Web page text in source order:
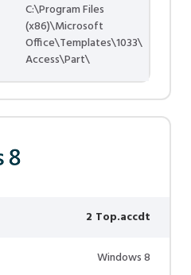
C:\Program Files
(x86)\Microsoft
Office\Templates\1033\
Access\Part\
2 Top.accdt
Windows 8